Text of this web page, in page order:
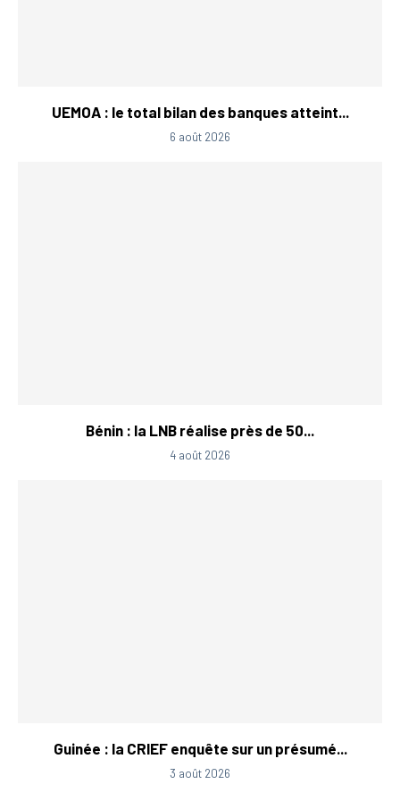
UEMOA : le total bilan des banques atteint...
6 août 2026
Bénin : la LNB réalise près de 50...
4 août 2026
Guinée : la CRIEF enquête sur un présumé...
3 août 2026